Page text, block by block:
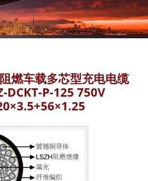
燃车载多芯型充电电缆
DCKT-P-125 750V